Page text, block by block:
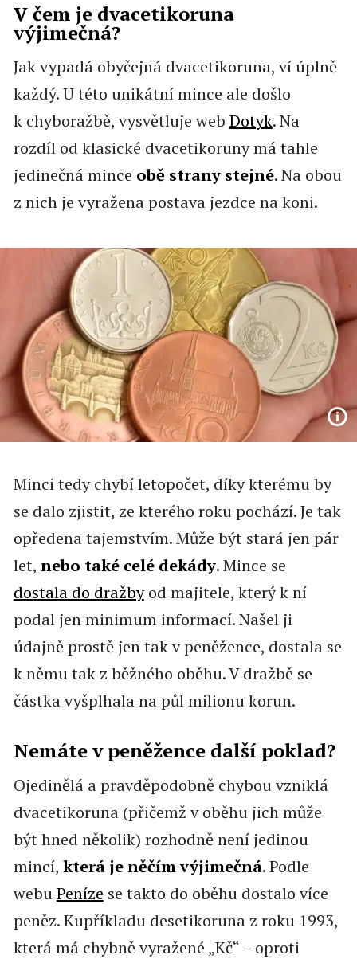
V čem je dvacetikoruna
výjimečná?
Jak vypadá obyčejná dvacetikoruna, ví úplně
každý. U této unikátní mince ale došlo
k chyboražbě, vysvětluje web Dotyk. Na
rozdíl od klasické dvacetikoruny má tahle
jedinečná mince obě strany stejné. Na obou
z nich je vyražena postava jezdce na koni.
Minci tedy chybí letopočet, díky kterému by
se dalo zjistit, ze kterého roku pochází. Je tak
opředena tajemstvím. Může být stará jen pár
let, nebo také celé dekády. Mince se
dostala do dražbyod majitele, který k ní
podal jen minimum informací. Našel ji
údajně prostě jen tak v peněžence, dostala se
k němu tak z běžného oběhu. V dražbě se
částka vyšplhala na půl milionu korun.
Nemáte v peněžence další poklad?
Ojedinělá a pravděpodobně chybou vzniklá
dvacetikoruna (přičemž v oběhu jich může
být hned několik) rozhodně není jedinou
mincí, která je něčím výjimečná. Podle
webuPeníze se takto do oběhu dostalo více
peněz. Kupříkladu desetikoruna z roku 1993,
která má chybně vyražené „Kč“ – oproti